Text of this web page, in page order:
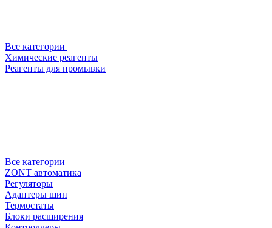
Все категории
Химические реагенты
Реагенты для промывки
Все категории
ZONT автоматика
Регуляторы
Адаптеры шин
Термостаты
Блоки расширения